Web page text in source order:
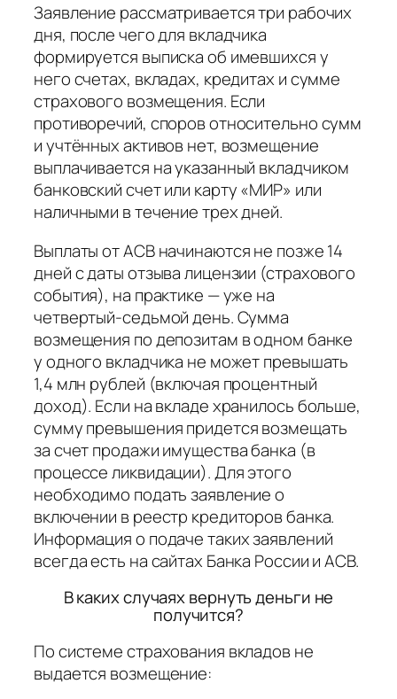
Заявление рассматривается три рабочих
дня, после чего для вкладчика
формируется выписка об имевшихся у
него счетах, вкладах, кредитах и сумме
страхового возмещения. Если
противоречий, споров относительно сумм
и учтённых активов нет, возмещение
выплачивается на указанный вкладчиком
банковский счет или карту «МИР» или
наличными в течение трех дней.
Выплаты от АСВ начинаются не позже 14
дней с даты отзыва лицензии (страхового
события), на практике — уже на
четвертый-седьмой день. Сумма
возмещения по депозитам в одном банке
у одного вкладчика не может превышать
1,4 млн рублей (включая процентный
доход). Если на вкладе хранилось больше,
сумму превышения придется возмещать
за счет продажи имущества банка (в
процессе ликвидации). Для этого
необходимо подать заявление о
включении в реестр кредиторов банка.
Информация о подаче таких заявлений
всегда есть на сайтах Банка России и АСВ.
В каких случаях вернуть деньги не
получится?
По системе страхования вкладов не
выдается возмещение: